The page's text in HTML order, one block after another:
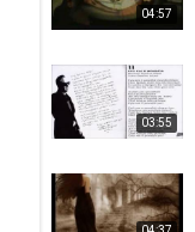
04:57
03:55